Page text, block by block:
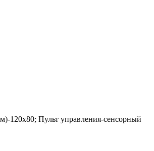
120x80; Пульт управления-сенсорный